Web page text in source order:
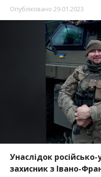
Опубліковано 29.01.2023
Унаслідок російсько-
захисник з Івано-